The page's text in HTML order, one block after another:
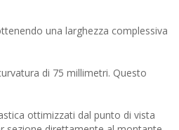
una larghezza complessiva
di 75 millimetri. Questo
ottimizzati dal punto di vista